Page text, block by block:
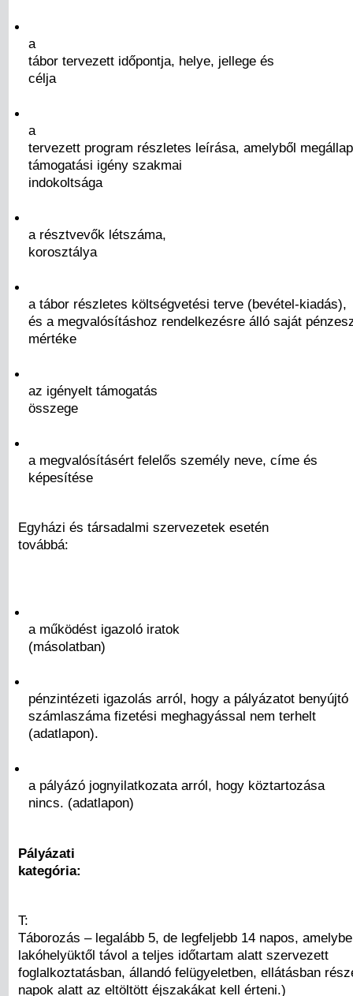
a
tábor tervezett időpontja, helye, jellege és
célja
a
tervezett program részletes leírása, amelyből
támogatási igény szakmai
indokoltsága
a résztvevők létszáma,
korosztálya
a tábor részletes költségvetési terve (bevétel-kiadás),
és a megvalósításhoz rendelkezésre álló saját
mértéke
az igényelt támogatás
összege
a megvalósításért felelős személy neve, címe és
képesítése
Egyházi és társadalmi szervezetek esetén
továbbá:
a működést igazoló iratok
(másolatban)
pénzintézeti igazolás arról, hogy a pályázatot benyújtó
számlaszáma fizetési meghagyással nem terhelt
(adatlapon).
a pályázó jognyilatkozata arról, hogy köztartozása
nincs. (adatlapon)
Pályázati
kategória:
T:
Táborozás – legalább 5, de legfeljebb 14 napos,
lakóhelyüktől távol a teljes időtartam alatt szervezett
foglalkoztatásban, állandó felügyeletben, ellátásban
napok alatt az eltöltött éjszakákat kell érteni.)